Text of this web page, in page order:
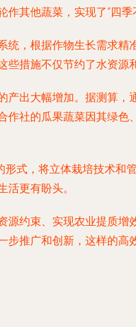
其他蔬菜，实现了“四季
，根据作物生长需求
措施不仅节约了水资源
出大幅增加。据测算
社的瓜果蔬菜因其绿
式，将立体栽培技术
更有盼头。
约束、实现农业提质增
推广和创新，这样的高